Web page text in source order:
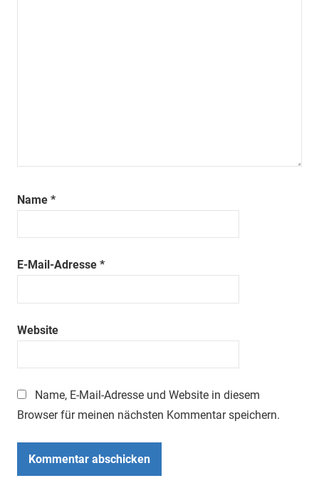
Name *
E-Mail-Adresse *
Website
Name, E-Mail-Adresse und Website in diesem
Browser für meinen nächsten Kommentar speichern.